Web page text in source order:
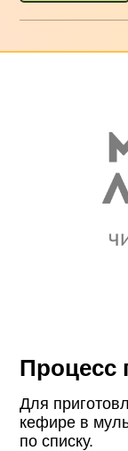
Процесс
Для
кефире в
по списку.